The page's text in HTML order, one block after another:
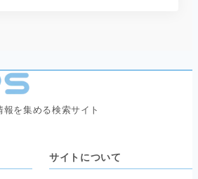
を集める検索サイト
サイトについて